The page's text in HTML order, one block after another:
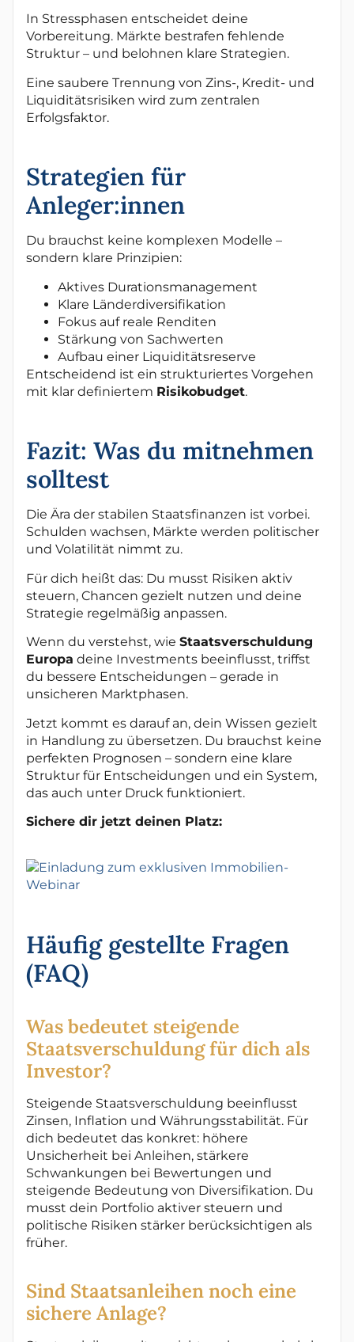
In Stressphasen entscheidet deine
Vorbereitung. Märkte bestrafen fehlende
Struktur – und belohnen klare Strategien.
Eine saubere Trennung von Zins-, Kredit- und
Liquiditätsrisiken wird zum zentralen
Erfolgsfaktor.
Strategien für
Anleger:innen
Du brauchst keine komplexen Modelle –
sondern klare Prinzipien:
Aktives Durationsmanagement
Klare Länderdiversifikation
Fokus auf reale Renditen
Stärkung von Sachwerten
Aufbau einer Liquiditätsreserve
Entscheidend ist ein strukturiertes Vorgehen
mit klar definiertem Risikobudget.
Fazit: Was du mitnehmen
solltest
Die Ära der stabilen Staatsfinanzen ist vorbei.
Schulden wachsen, Märkte werden politischer
und Volatilität nimmt zu.
Für dich heißt das: Du musst Risiken aktiv
steuern, Chancen gezielt nutzen und deine
Strategie regelmäßig anpassen.
Wenn du verstehst, wie Staatsverschuldung
Europa deine Investments beeinflusst, triffst
du bessere Entscheidungen – gerade in
unsicheren Marktphasen.
Jetzt kommt es darauf an, dein Wissen gezielt
in Handlung zu übersetzen. Du brauchst keine
perfekten Prognosen – sondern eine klare
Struktur für Entscheidungen und ein System,
das auch unter Druck funktioniert.
Sichere dir jetzt deinen Platz:
Häufig gestellte Fragen
(FAQ)
Was bedeutet steigende
Staatsverschuldung für dich als
Investor?
Steigende Staatsverschuldung beeinflusst
Zinsen, Inflation und Währungsstabilität. Für
dich bedeutet das konkret: höhere
Unsicherheit bei Anleihen, stärkere
Schwankungen bei Bewertungen und
steigende Bedeutung von Diversifikation. Du
musst dein Portfolio aktiver steuern und
politische Risiken stärker berücksichtigen als
früher.
Sind Staatsanleihen noch eine
sichere Anlage?